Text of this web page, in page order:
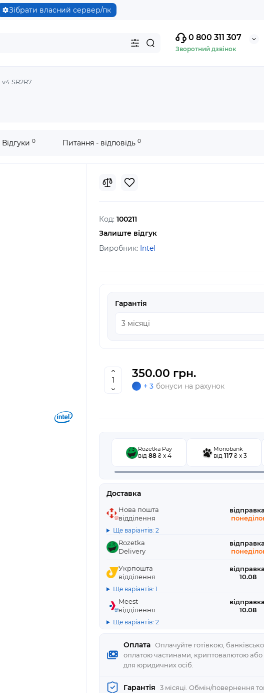
Зібрати власний сервер/пк
0 800 311 307
Зворотний дзвінок
SR2R7
Відгуки 0 Питання - відповідь 0
Код: 100211
Залиште відгук
Виробник: Intel
Гарантія
350.00 грн.
+ 3 бонуси на рахунок
Оплата Оплачуйте готівкою,
оплатою частинами, криптовалютою або
для юридичних осіб.
Rozetka Pay
від 88 ₴ x 4
Monobank
від 117₴ x 3
Доставка
Нова пошта
відділення
Ще варіантів: 2
Rozetka
Delivery
Укрпошта
відділення
10.08
Ще варіантів: 1
Meest
відділення
10.08
Ще варіантів: 2
Гарантія 3 місяці. Обмін/повернення